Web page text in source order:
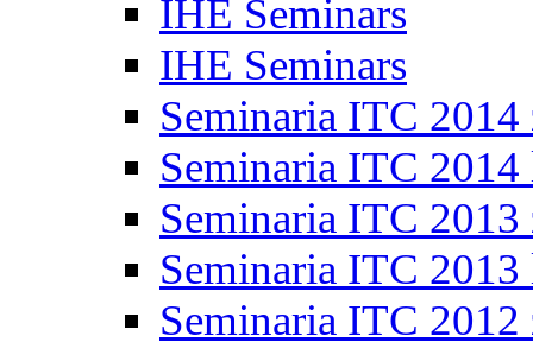
IHE Seminars
IHE Seminars
Seminaria ITC 2014
Seminaria ITC 2014
Seminaria ITC 2013
Seminaria ITC 2013
Seminaria ITC 2012